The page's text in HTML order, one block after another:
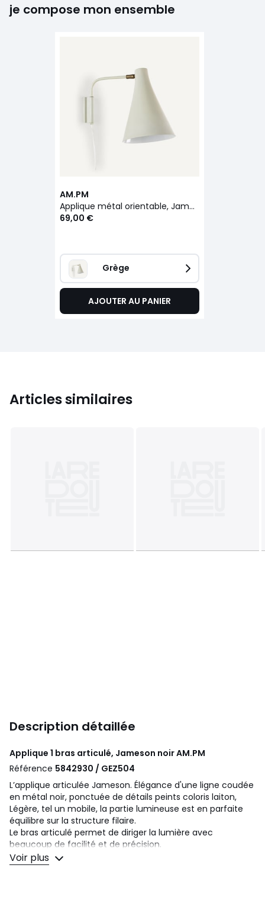
je compose mon ensemble
AM.PM
Applique métal orientable, Jameson
69,00 €
Grège
AJOUTER AU PANIER
Articles similaires
Description détaillée
Applique 1 bras articulé, Jameson noirAM.PM
Référence 5842930 / GEZ504
L’applique articulée Jameson. Élégance d'une ligne coudée
en métal noir, ponctuée de détails peints coloris laiton,
Légère, tel un mobile, la partie lumineuse est en parfaite
équilibre sur la structure filaire.
Le bras articulé permet de diriger la lumière avec
beaucoup de facilité et de précision.
Description
Voir plus